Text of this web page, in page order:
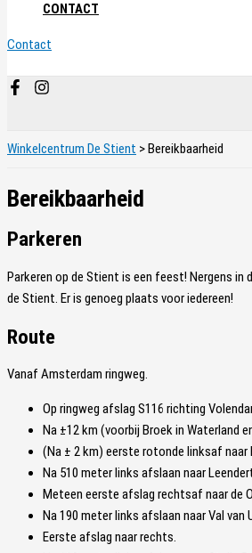
CONTACT
Contact
Winkelcentrum De Stient >Bereikbaarheid
Bereikbaarheid
Parkeren
Parkeren op de Stient is een feest! Nergens in
de Stient. Er is genoeg plaats voor iedereen!
Route
Vanaf Amsterdam ringweg.
Op ringweg afslag S116 richting
Na ±12 km (voorbij Broek in Waterland
(Na ± 2 km) eerste rotonde linksaf naar
Na 510 meter links afslaan naar
Meteen eerste afslag rechtsaf naar de
Na 190 meter links afslaan naar Val van
Eerste afslag naar rechts.